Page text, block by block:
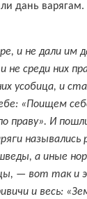
дань
и не дали им
не среди них
усобица, и
«Поищем
праву». И
назывались
а иные
— вот так и
и весь: